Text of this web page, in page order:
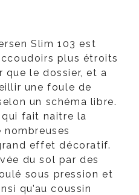
Slim 103 est
plus étroits
que le dossier, et a
une foule de
un schéma libre.
fait naitre la
effet décoratif.
du sol par des
sous pression et
qu’au coussin